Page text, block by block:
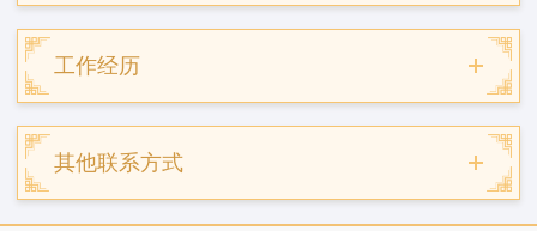
工作经历
其他联系方式